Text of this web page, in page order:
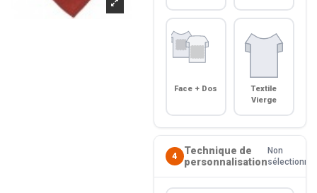
Face + Dos
Textile
Vierge
4
Technique de
personnalisation
Non
sélectionné